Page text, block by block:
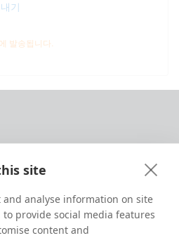
site
and analyse information on site
provide social media features
content and
기
발송됩니다.
8번지 다바 개인주택